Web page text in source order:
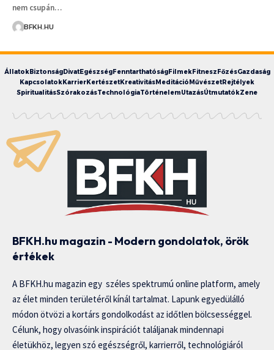
nem csupán…
BFKH.HU
ÁllatokBiztonságDivatEgészségFenntarthatóságFilmekFitneszFőzésGazdaság
KapcsolatokKarrierKertészetKreativitásMeditációMűvészetRejtélyek
SpiritualitásSzórakozásTechnológiaTörténelemUtazásÚtmutatókZene
BFKH.hu magazin - Modern gondolatok, örök
értékek
A BFKH.hu magazin egy széles spektrumú online platform, amely
az élet minden területéről kínál tartalmat. Lapunk egyedülálló
módon ötvözi a kortárs gondolkodást az időtlen bölcsességgel.
Célunk, hogy olvasóink inspirációt találjanak mindennapi
életükhöz, legyen szó egészségről, karrierről, technológiáról